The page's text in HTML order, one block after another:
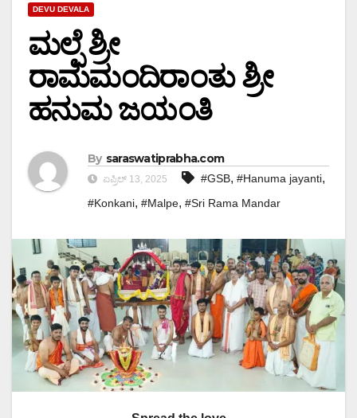
DEVU DEVALA
ಮಲ್ಪೆ ಶ್ರೀ
ರಾಮಮಂದಿರಾಂತು ಶ್ರೀ
ಹನುಮ ಜಯಂತಿ
By saraswatiprabha.com
ಏಪ್ರಿಲ್ 13, 2025 #GSB, #Hanuma jayanti,
#Konkani, #Malpe, #Sri Rama Mandar